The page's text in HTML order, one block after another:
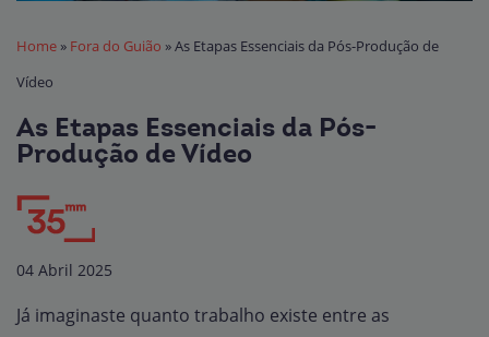
Home » Fora do Guião »As Etapas Essenciais da Pós-Produção de
Vídeo
As Etapas Essenciais da Pós-
Produção de Vídeo
04 Abril 2025
Já imaginaste quanto trabalho existe entre as